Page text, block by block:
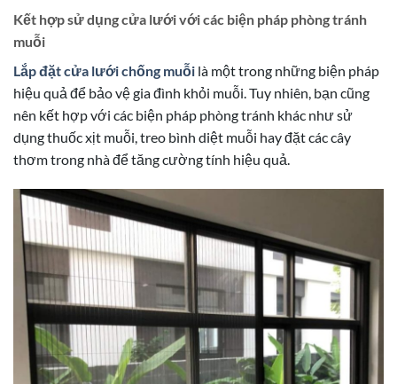
Kết hợp sử dụng cửa lưới với các biện pháp phòng tránh
muỗi
Lắp đặt cửa lưới chống muỗi là một trong những biện pháp
hiệu quả để bảo vệ gia đình khỏi muỗi. Tuy nhiên, bạn cũng
nên kết hợp với các biện pháp phòng tránh khác như sử
dụng thuốc xịt muỗi, treo bình diệt muỗi hay đặt các cây
thơm trong nhà để tăng cường tính hiệu quả.